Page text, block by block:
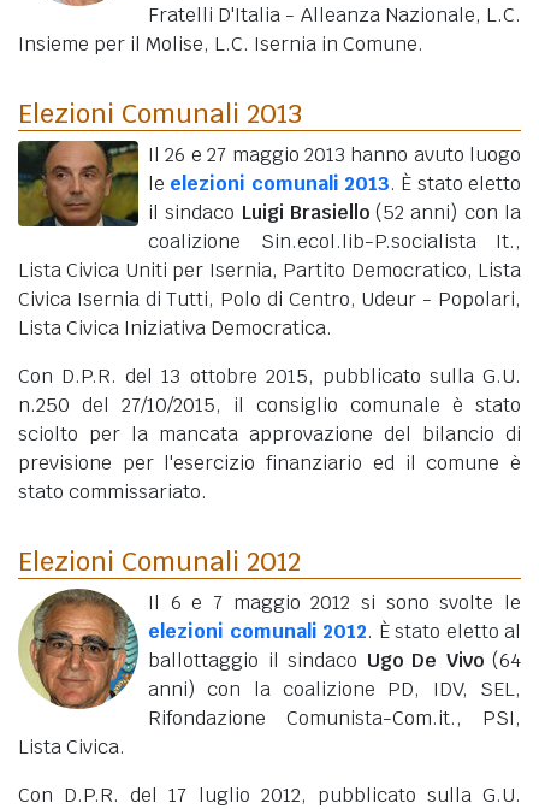
Fratelli D'Italia - Alleanza Nazionale, L.C.
Insieme per il Molise, L.C. Isernia in Comune.
Elezioni Comunali 2013
Il 26 e 27 maggio 2013 hanno avuto luogo
le elezioni comunali 2013. È stato eletto
il sindaco Luigi Brasiello (52 anni) con la
coalizione Sin.ecol.lib-P.socialista It.,
Lista Civica Uniti per Isernia, Partito Democratico, Lista
Civica Isernia di Tutti, Polo di Centro, Udeur - Popolari,
Lista Civica Iniziativa Democratica.
Con D.P.R. del 13 ottobre 2015, pubblicato sulla G.U.
n.250 del 27/10/2015, il consiglio comunale è stato
sciolto per la mancata approvazione del bilancio di
previsione per l'esercizio finanziario ed il comune è
stato commissariato.
Elezioni Comunali 2012
Il 6 e 7 maggio 2012 si sono svolte le
elezioni comunali 2012. È stato eletto al
ballottaggio il sindaco Ugo De Vivo (64
anni) con la coalizione PD, IDV, SEL,
Rifondazione Comunista-Com.it., PSI,
Lista Civica.
Con D.P.R. del 17 luglio 2012, pubblicato sulla G.U.